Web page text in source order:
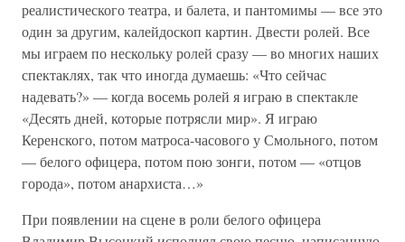
реалистического театра, и балета, и пантомимы — все это
один за другим, калейдоскоп картин. Двести ролей. Все
мы играем по нескольку ролей сразу — во многих наших
спектаклях, так что иногда думаешь: «Что сейчас
надевать?» — когда восемь ролей я играю в спектакле
«Десять дней, которые потрясли мир». Я играю
Керенского, потом матроса-часового у Смольного, потом
— белого офицера, потом пою зонги, потом — «отцов
города», потом анархиста…»
При появлении на сцене в роли белого офицера